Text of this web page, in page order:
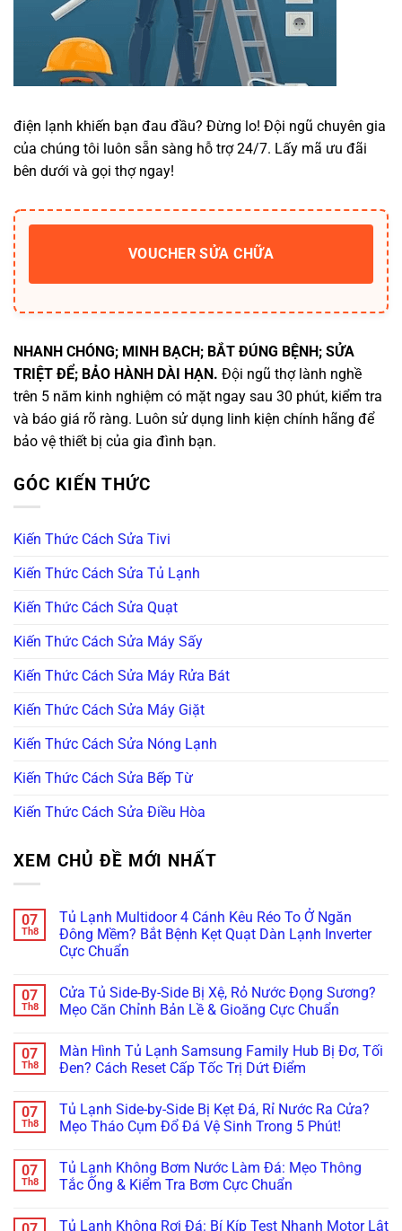
điện lạnh khiến bạn đau đầu? Đừng lo! Đội ngũ chuyên gia
của chúng tôi luôn sẵn sàng hỗ trợ 24/7. Lấy mã ưu đãi
bên dưới và gọi thợ ngay!
VOUCHER SỬA CHỮA
NHANH CHÓNG; MINH BẠCH; BẮT ĐÚNG BỆNH; SỬA
TRIỆT ĐỂ; BẢO HÀNH DÀI HẠN. Đội ngũ thợ lành nghề
trên 5 năm kinh nghiệm có mặt ngay sau 30 phút, kiểm tra
và báo giá rõ ràng. Luôn sử dụng linh kiện chính hãng để
bảo vệ thiết bị của gia đình bạn.
GÓC KIẾN THỨC
Kiến Thức Cách Sửa Tivi
Kiến Thức Cách Sửa Tủ Lạnh
Kiến Thức Cách Sửa Quạt
Kiến Thức Cách Sửa Máy Sấy
Kiến Thức Cách Sửa Máy Rửa Bát
Kiến Thức Cách Sửa Máy Giặt
Kiến Thức Cách Sửa Nóng Lạnh
Kiến Thức Cách Sửa Bếp Từ
Kiến Thức Cách Sửa Điều Hòa
XEM CHỦ ĐỀ MỚI NHẤT
07
Th8
Tủ Lạnh Multidoor 4 Cánh Kêu Réo To Ở Ngăn
Đông Mềm? Bắt Bệnh Kẹt Quạt Dàn Lạnh Inverter
Cực Chuẩn
bình
luận
ở
Multidoor
4
Cánh
To
Ở
Ngăn
Bắt
Bệnh
Kẹt
Lạnh
07
Th8
Cửa Tủ Side-By-Side Bị Xệ, Rỏ Nước Đọng Sương?
Mẹo Căn Chỉnh Bản Lề & Gioăng Cực Chuẩn
bình
luận
ở
Side-
By-
Side
Rỏ
Nước
Đọng
Căn
07
Th8
Màn Hình Tủ Lạnh Samsung Family Hub Bị Đơ, Tối
Đen? Cách Reset Cấp Tốc Trị Dứt Điểm
bình
luận
ở
Tủ
Lạnh
Samsung
Bị
07
Th8
Tủ Lạnh Side-by-Side Bị Kẹt Đá, Rỉ Nước Ra Cửa?
Mẹo Tháo Cụm Đổ Đá Vệ Sinh Trong 5 Phút!
bình
luận
Side-
07
Th8
Tủ Lạnh Không Bơm Nước Làm Đá: Mẹo Thông
Tắc Ống & Kiểm Tra Bơm Cực Chuẩn
bình
Tủ Lạnh Không Rơi Đá: Bí Kíp Test Nhanh Motor Lật